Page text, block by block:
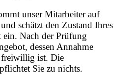
unser Mitarbeiter auf
schätzt den Zustand Ihres
ein. Nach der Prüfung
dessen Annahme
freiwillig ist. Die
Sie zu nichts.